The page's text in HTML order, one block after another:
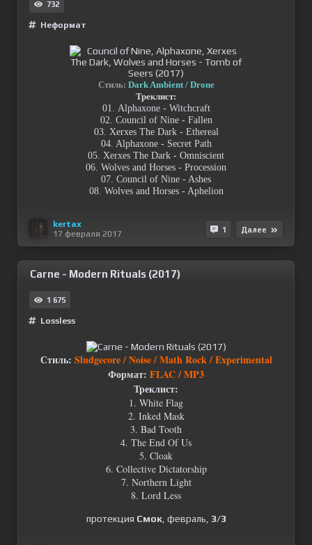
732
Неформат
Стиль: Dark Ambient / Drone
Треклист:
01. Alphaxone - Witchcraft
02. Council of Nine - Fallen
03. Xerxes The Dark - Ethereal
04. Alphaxone - Secret Path
05. Xerxes The Dark - Omniscient
06. Wolves and Horses - Procession
07. Council of Nine - Ashes
08. Wolves and Horses - Aphelion
kertax
17 февраля 2017
1 Далее
Carne - Modern Rituals (2017)
1 675
Lossless
Стиль: Sludgecore / Noise / Math Rock / Experimental
Формат: FLAC / MP3
Треклист:
1. White Flag
2. Inked Mask
3. Bad Tooth
4. The End Of Us
5. Cloak
6. Collective Dictatorship
7. Northern Light
8. Lord Less
протекция Смок, февраль, 3/3